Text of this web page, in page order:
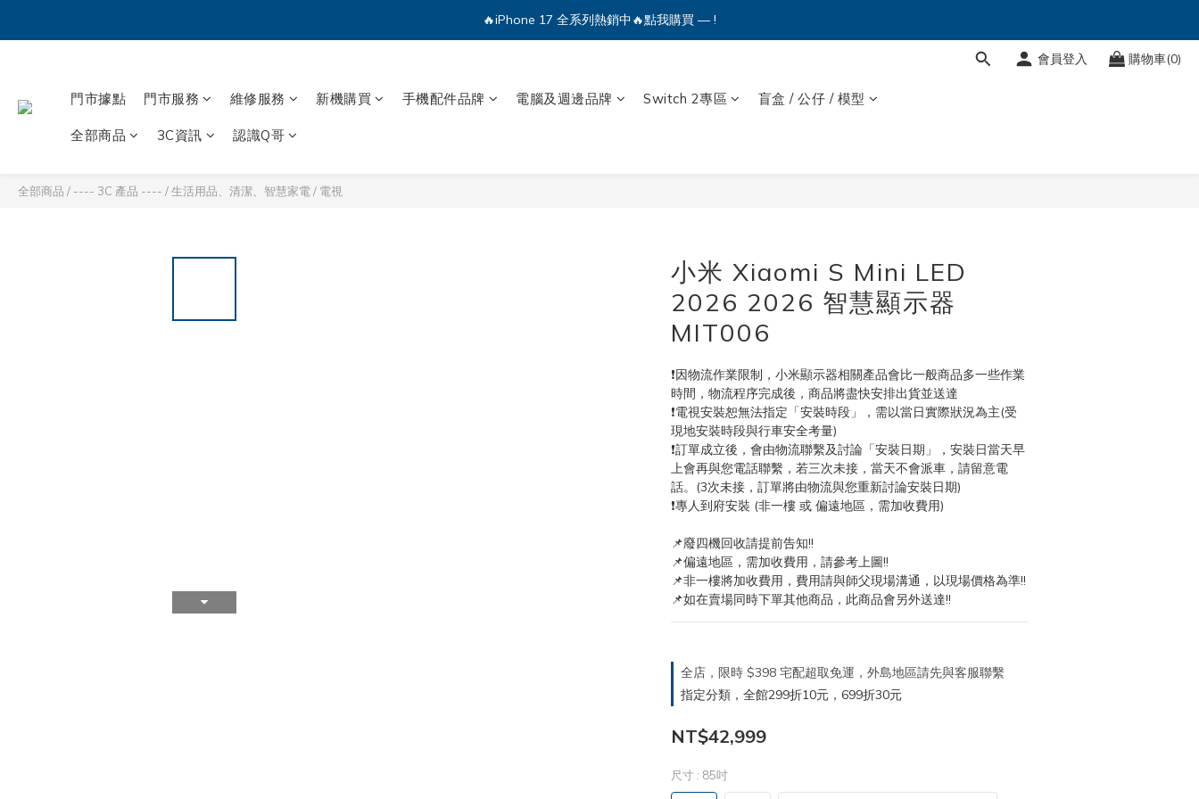
🔥iPhone 17 全系列熱銷中🔥點我購買 — !
💕加入Q哥 Line 新好友領優惠券！🎫
會員登入 購物車(0)
門市據點 門市服務 維修服務 新機購買 手機配件品牌 電腦及週邊品牌 Switch 2專區 盲盒 / 公仔 / 模型
全部商品 3C資訊 認識Q哥
全部商品 / ---- 3C 產品 ---- /生活用品、清潔、智慧家電 / 電視
小米 Xiaomi S Mini LED
2026 2026 智慧顯示器
MIT006
❗因物流作業限制，小米顯示器相關產品會比一般商品多一些作業
時間，物流程序完成後，商品將盡快安排出貨並送達
❗電視安裝恕無法指定「安裝時段」，需以當日實際狀況為主(受
現地安裝時段與行車安全考量)
❗訂單成立後，會由物流聯繫及討論「安裝日期」，安裝日當天早
上會再與您電話聯繫，若三次未接，當天不會派車，請留意電
話。(3次未接，訂單將由物流與您重新討論安裝日期)
❗專人到府安裝 (非一樓 或 偏遠地區，需加收費用)
📌廢四機回收請提前告知!!
📌偏遠地區，需加收費用，請參考上圖!!
📌非一樓將加收費用，費用請與師父現場溝通，以現場價格為準!!
📌如在賣場同時下單其他商品，此商品會另外送達!!
全店，限時 $398 宅配超取免運，外島地區請先與客服聯繫
指定分類，全館299折10元，699折30元
NT$42,999
尺寸 : 85吋